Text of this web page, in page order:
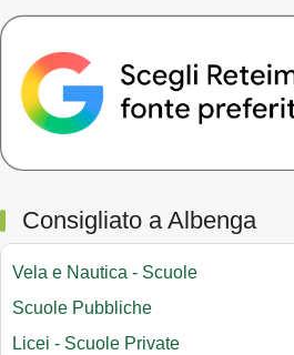
Consigliato a Albenga
Vela e Nautica - Scuole
Scuole Pubbliche
Licei - Scuole Private